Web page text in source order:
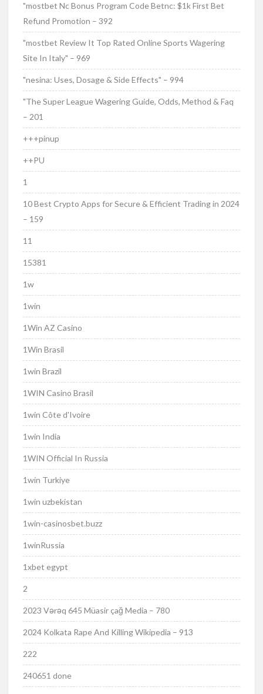
"mostbet Nc Bonus Program Code Betnc: $1k First Bet
Refund Promotion – 392
"mostbet Review It Top Rated Online Sports Wagering
Site In Italy" – 969
"nesina: Uses, Dosage & Side Effects" – 994
"The Super League Wagering Guide, Odds, Method & Faq
– 201
+++pinup
++PU
1
10 Best Crypto Apps for Secure & Efficient Trading in 2024
– 159
11
15381
1w
1win
1Win AZ Casino
1Win Brasil
1win Brazil
1WIN Casino Brasil
1win Côte d'Ivoire
1win India
1WIN Official In Russia
1win Turkiye
1win uzbekistan
1win-casinosbet.buzz
1winRussia
1xbet egypt
2
2023 Vərəq 645 Müasir çağ Media – 780
2024 Kolkata Rape And Killing Wikipedia – 913
222
240651 done